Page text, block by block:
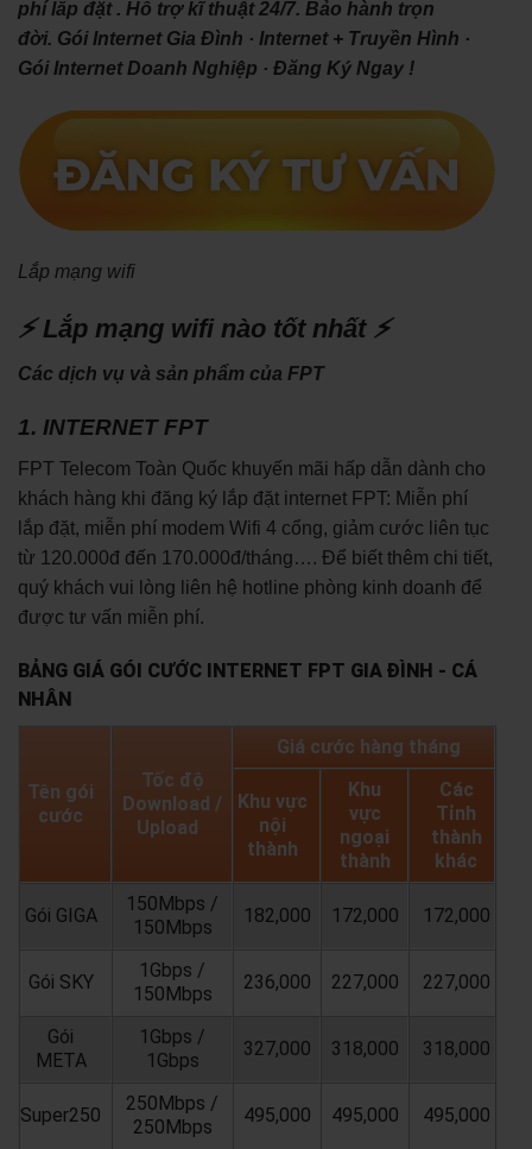
phí lắp đặt . Hỗ trợ kĩ thuật 24/7. Bảo hành trọn
đời. ‎Gói Internet Gia Đình · ‎Internet + Truyền Hình ·
‎Gói Internet Doanh Nghiệp · ‎Đăng Ký Ngay !
Lắp mạng wifi
⚡ Lắp mạng wifi nào tốt nhất ⚡
Các dịch vụ và sản phẩm của FPT
1. INTERNET FPT
FPT Telecom Toàn Quốc khuyến mãi hấp dẫn dành cho
khách hàng khi đăng ký lắp đặt internet FPT: Miễn phí
lắp đặt, miễn phí modem Wifi 4 cổng, giảm cước liên tục
từ 120.000đ đến 170.000đ/tháng…. Để biết thêm chi tiết,
quý khách vui lòng liên hệ hotline phòng kinh doanh để
được tư vấn miễn phí.
BẢNG GIÁ GÓI CƯỚC INTERNET FPT GIA ĐÌNH - CÁ
NHÂN
Tên gói
cước
Tốc độ
Download /
Upload
Giá cước hàng tháng
Khu vực
nội
thành
Khu
vực
ngoại
thành
Các
Tỉnh
thành
khác
Gói GIGA
150Mbps /
150Mbps
182,000 172,000 172,000
Gói SKY
1Gbps /
150Mbps
236,000 227,000 227,000
Gói
META
1Gbps /
1Gbps
327,000 318,000 318,000
Super250
250Mbps /
250Mbps
495,000 495,000 495,000